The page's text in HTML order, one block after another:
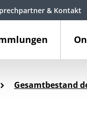
& Kontakt
Gesamtbestand